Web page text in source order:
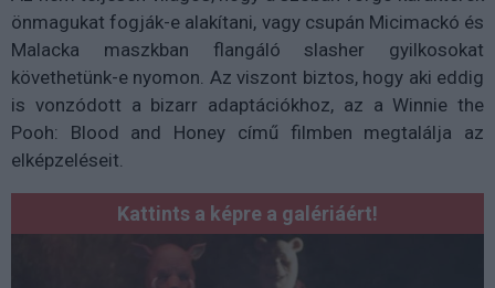
önmagukat fogják-e alakítani, vagy csupán Micimackó és
Malacka maszkban flangáló slasher gyilkosokat
követhetünk-e nyomon. Az viszont biztos, hogy aki eddig
is vonzódott a bizarr adaptációkhoz, az a Winnie the
Pooh: Blood and Honey című filmben megtalálja az
elképzeléseit.
Kattints a képre a galériáért!